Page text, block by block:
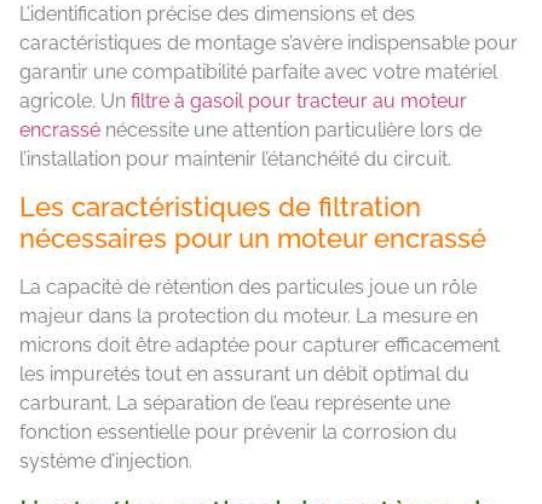
L’identification précise des dimensions et des
caractéristiques de montage s’avère indispensable pour
garantir une compatibilité parfaite avec votre matériel
agricole. Un filtre à gasoil pour tracteur au moteur
encrassé nécessite une attention particulière lors de
l’installation pour maintenir l’étanchéité du circuit.
Les caractéristiques de filtration
nécessaires pour un moteur encrassé
La capacité de rétention des particules joue un rôle
majeur dans la protection du moteur. La mesure en
microns doit être adaptée pour capturer efficacement
les impuretés tout en assurant un débit optimal du
carburant. La séparation de l’eau représente une
fonction essentielle pour prévenir la corrosion du
système d’injection.